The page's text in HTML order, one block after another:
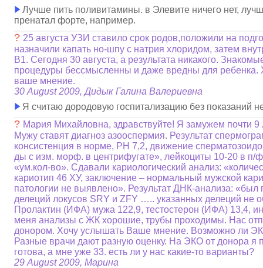
Лучше пить поливитамины. в Элевите ничего нет,
пренатал форте, например.
?25 августа УЗИ ставило срок родов,положили на
назначили капать но-шпу с натрия хлоридом, затем
В1. Сегодня 30 августа, а результата никакого.
процедуры бессмысленны и даже вредны для ребенка.
ваше мнение.
30 August 2009, Дидык Галина Валериевна
Я считаю дородовую госпитализацию без показаний
? Мария Михайловна, здравствуйте! Я замужем почти 9
Мужу ставят диагноз азооспермия. Результат
консистенция в норме, РН 7,2, движение
ды с изм. морф. в центрифугате», лейкоциты 10-20 в п/
«ум.кол-во». Сдавали кариологический анализ:
кариотип 46 ХУ, заключение – нормальный мужской
патологии не выявлено». Результат ДНК-анализа: «был
делеций локусов SRY и ZFY ….. указанных делеций не
Пролактин (ИФА) мужа 122,9, тестостерон (ИФА) 13,4,
меня анализы с ЖК хорошие, трубы проходимы. Нас
донором. Хочу услышать Ваше мнение. Возможно ли
Разные врачи дают разную оценку. На ЭКО от донора я
готова, а мне уже 33. есть ли у нас какие-то варианты?
29 August 2009, Марина